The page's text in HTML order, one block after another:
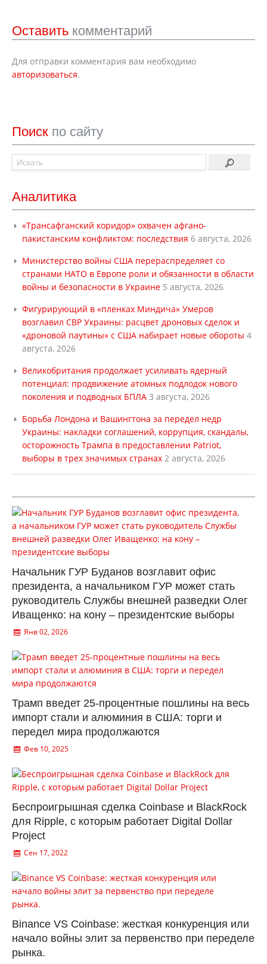
Оставить комментарий
Для отправки комментария вам необходимо
авторизоваться.
Поиск по сайту
Аналитика
«Трансафганский коридор» охвачен афгано-
пакистанским конфликтом: последствия 6 августа, 2026
Министерство войны США перераспределяет со
странами НАТО в Европе роли и обязанности в области
войны и безопасности в Украине 5 августа, 2026
Фигурирующий в «пленках Миндича» Умеров
возглавил СВР Украины: расцвет дроновых сделок и
«дроновой паутины» с США набирает новые обороты 4
августа, 2026
Великобритания продолжает усиливать ядерный
потенциал: продвижение атомных подлодок нового
поколения и подводных БПЛА 3 августа, 2026
Борьба Лондона и Вашингтона за передел недр
Украины: накладки соглашений, коррупция, скандалы,
осторожность Трампа в предоставлении Patriot,
выборы в трех значимых странах 2 августа, 2026
Начальник ГУР Буданов возглавит офис
президента, а начальником ГУР может стать
руководитель Службы внешней разведки Олег
Иващенко: на кону – президентские выборы
Янв 02, 2026
Трамп введет 25-процентные пошлины на весь
импорт стали и алюминия в США: торги и
передел мира продолжаются
Фев 10, 2025
Беспроигрышная сделка Coinbase и BlackRock
для Ripple, с которым работает Digital Dollar
Project
Сен 17, 2022
Binance VS Coinbase: жесткая конкуренция или
начало войны элит за первенство при переделе
рынка.